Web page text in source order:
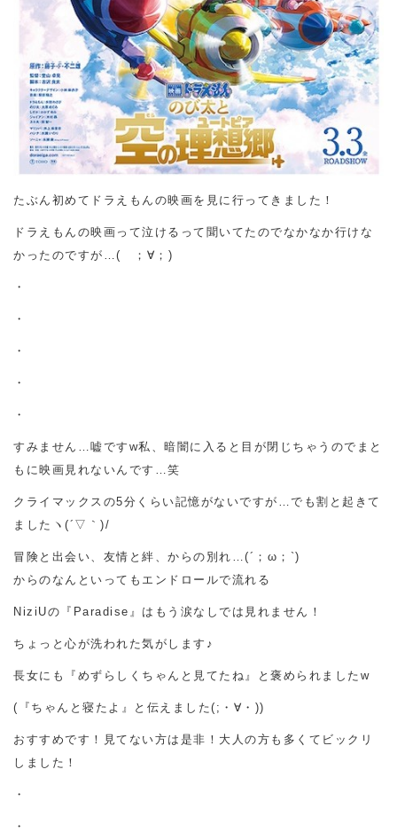
たぶん初めてドラえもんの映画を見に行ってきました！
ドラえもんの映画って泣けるって聞いてたのでなかなか行けな
かったのですが…( ；∀；)
・
・
・
・
・
すみません…嘘ですw私、暗闇に入ると目が閉じちゃうのでまと
もに映画見れないんです…笑
クライマックスの5分くらい記憶がないですが…でも割と起きて
ましたヽ(´▽｀)/
冒険と出会い、友情と絆、からの別れ…(´；ω；`)
からのなんといってもエンドロールで流れる
NiziUの『Paradise』はもう涙なしでは見れません！
ちょっと心が洗われた気がします♪
長女にも『めずらしくちゃんと見てたね』と褒められましたw
(『ちゃんと寝たよ』と伝えました(;・∀・))
おすすめです！見てない方は是非！大人の方も多くてビックリ
しました！
・
・